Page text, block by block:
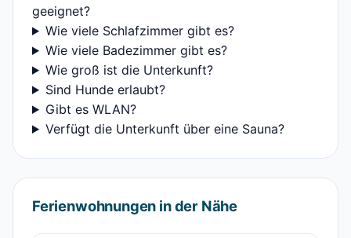
geeignet?
Wie viele Schlafzimmer gibt es?
Wie viele Badezimmer gibt es?
Wie groß ist die Unterkunft?
Sind Hunde erlaubt?
Gibt es WLAN?
Verfügt die Unterkunft über eine Sauna?
Ferienwohnungen in der Nähe